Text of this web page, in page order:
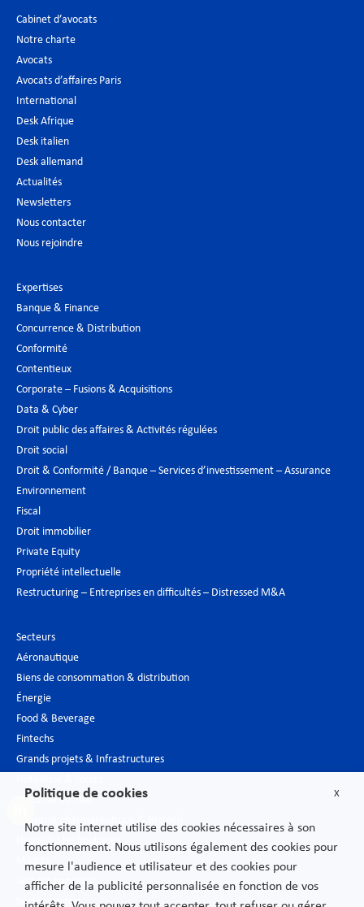
Cabinet d’avocats
Notre charte
Avocats
Avocats d’affaires Paris
International
Desk Afrique
Desk italien
Desk allemand
Actualités
Newsletters
Nous contacter
Nous rejoindre
Expertises
Banque & Finance
Concurrence & Distribution
Conformité
Contentieux
Corporate – Fusions & Acquisitions
Data & Cyber
Droit public des affaires & Activités régulées
Droit social
Droit & Conformité / Banque – Services d’investissement – Assurance
Environnement
Fiscal
Droit immobilier
Private Equity
Propriété intellectuelle
Restructuring – Entreprises en difficultés – Distressed M&A
Secteurs
Aéronautique
Biens de consommation & distribution
Énergie
Food & Beverage
Fintechs
Grands projets & Infrastructures
Industrie du luxe
Industrie pharmaceutique & Biotech
Nouvelles technologies
Secteur bancaire
Secteur public
X
Politique de cookies
Notre site internet utilise des cookies nécessaires à son
fonctionnement. Nous utilisons également des cookies pour
mesure l'audience et utilisateur et des cookies pour
afficher de la publicité personnalisée en fonction de vos